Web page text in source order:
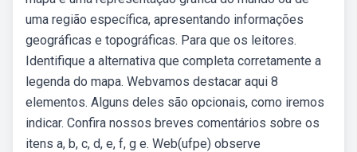
uma região específica, apresentando informações
geográficas e topográficas. Para que os leitores.
Identifique a alternativa que completa corretamente a
legenda do mapa. Webvamos destacar aqui 8
elementos. Alguns deles são opcionais, como iremos
indicar. Confira nossos breves comentários sobre os
itens a, b, c, d, e, f, g e. Web(ufpe) observe